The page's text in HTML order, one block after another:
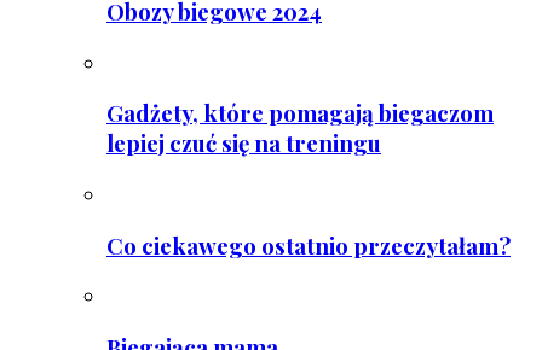
Obozy biegowe 2024
Gadżety, które pomagają biegaczom
lepiej czuć się na treningu
Co ciekawego ostatnio przeczytałam?